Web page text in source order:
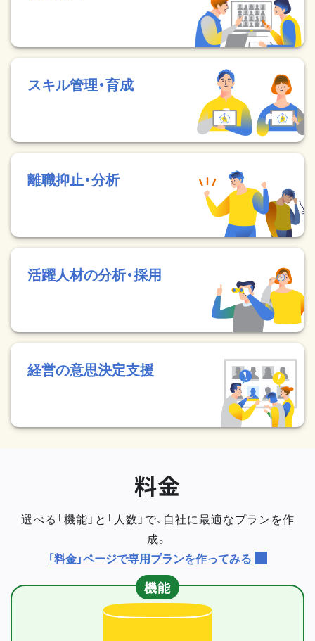
スキル管理・育成
離職抑止・分析
活躍人材の分析・採用
経営の意思決定支援
料金
選べる「機能」と「人数」で、自社に最適なプランを作
成。
「料金」ページで専用プランを作ってみる
機能